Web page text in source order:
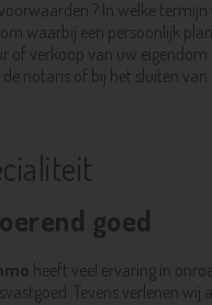
? In welke termijn
waarbij een persoonlijk
of verkoop van uw
de notaris of bij het sluiten
goed
heeft veel ervaring in
Tevens verlenen